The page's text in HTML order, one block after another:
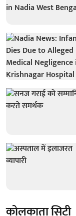
कोलकाता सिटी